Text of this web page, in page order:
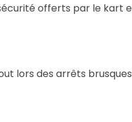
offerts par le kart
lors des arrêts